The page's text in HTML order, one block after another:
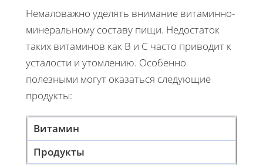
Немаловажно уделять внимание витаминно-
минеральному составу пищи. Недостаток
таких витаминов как В и С часто приводит к
усталости и утомлению. Особенно
полезными могут оказаться следующие
продукты:
Витамин
Продукты